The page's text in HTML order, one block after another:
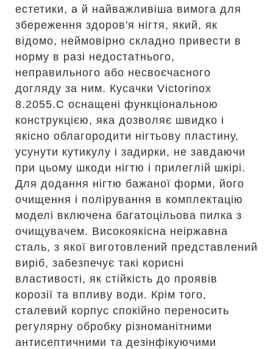
естетики, а й найважливіша вимога для
збереження здоров'я нігтя, який, як
відомо, неймовірно складно привести в
норму в разі недостатнього,
неправильного або несвоєчасного
догляду за ним. Кусачки Victorinox
8.2055.C оснащені функціональною
конструкцією, яка дозволяє швидко і
якісно облагородити нігтьову пластину,
усунути кутикулу і задирки, не завдаючи
при цьому шкоди нігтю і прилеглій шкірі.
Для додання нігтю бажаної форми, його
очищення і полірування в комплектацію
моделі включена багатоцільова пилка з
очищувачем. Високоякісна неіржавна
сталь, з якої виготовлений представлений
виріб, забезпечує такі корисні
властивості, як стійкість до проявів
корозії та впливу води. Крім того,
сталевий корпус спокійно переносить
регулярну обробку різноманітними
антисептичними та дезінфікуючими